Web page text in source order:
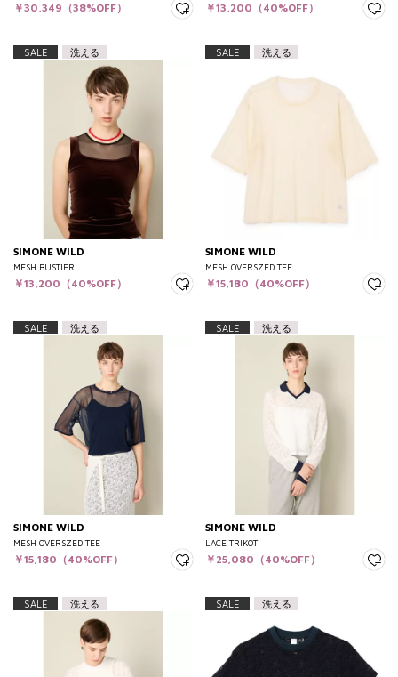
￥30,349（38%OFF） ￥13,200（40%OFF）
SALE 洗える
SIMONE WILD
MESH BUSTIER
￥13,200（40%OFF）
SALE 洗える
SIMONE WILD
MESH OVERSZED TEE
￥15,180（40%OFF）
SALE 洗える
SIMONE WILD
MESH OVERSZED TEE
￥15,180（40%OFF）
SALE 洗える
SIMONE WILD
LACE TRIKOT
￥25,080（40%OFF）
SALE 洗える SALE 洗える